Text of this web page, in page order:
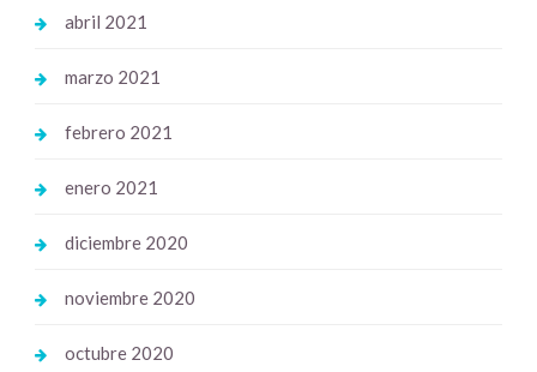
abril 2021
marzo 2021
febrero 2021
enero 2021
diciembre 2020
noviembre 2020
octubre 2020